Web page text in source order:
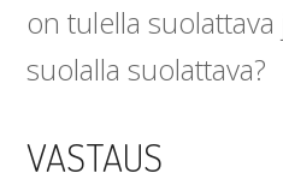
on tulella
suolalla suolattava?
VASTAUS